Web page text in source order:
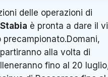
delle operazioni di
è pronta a dare il
alla volta di
fino al 20